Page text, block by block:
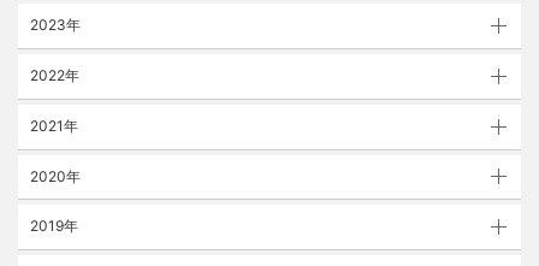
2023年
2022年
2021年
2020年
2019年